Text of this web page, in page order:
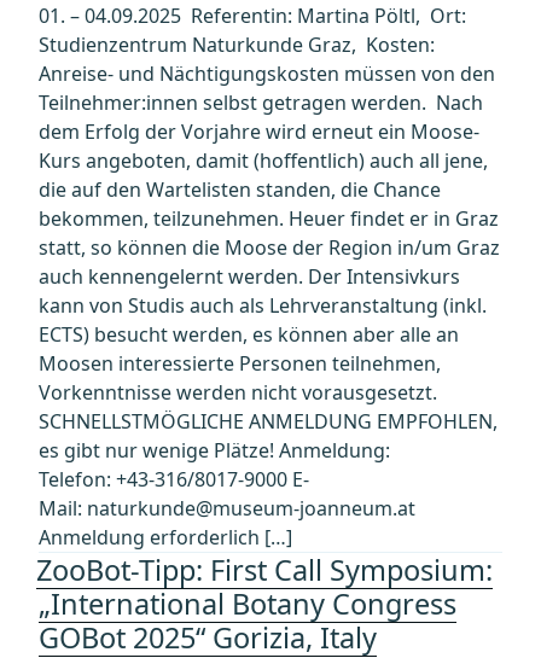
01. – 04.09.2025 Referentin: Martina Pöltl, Ort:
Studienzentrum Naturkunde Graz, Kosten:
Anreise- und Nächtigungskosten müssen von den
Teilnehmer:innen selbst getragen werden. Nach
dem Erfolg der Vorjahre wird erneut ein Moose-
Kurs angeboten, damit (hoffentlich) auch all jene,
die auf den Wartelisten standen, die Chance
bekommen, teilzunehmen. Heuer findet er in Graz
statt, so können die Moose der Region in/um Graz
auch kennengelernt werden. Der Intensivkurs
kann von Studis auch als Lehrveranstaltung (inkl.
ECTS) besucht werden, es können aber alle an
Moosen interessierte Personen teilnehmen,
Vorkenntnisse werden nicht vorausgesetzt.
SCHNELLSTMÖGLICHE ANMELDUNG EMPFOHLEN,
es gibt nur wenige Plätze! Anmeldung:
Telefon: +43-316/8017-9000 E-
Mail: naturkunde@museum-joanneum.at
Anmeldung erforderlich […]
ZooBot-Tipp: First Call Symposium:
„International Botany Congress
GOBot 2025“ Gorizia, Italy